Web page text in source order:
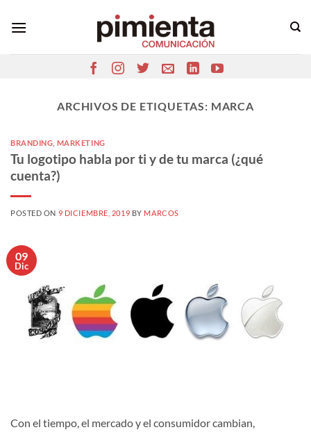
ARCHIVOS DE ETIQUETAS: MARCA
BRANDING MARKETING
Tu logotipo habla por ti y de tu marca (¿qué
cuenta?)
POSTED ON 9 DICIEMBRE, 2019 BY MARCOS
09
Dic
Con el tiempo, el mercado y el consumidor cambian,